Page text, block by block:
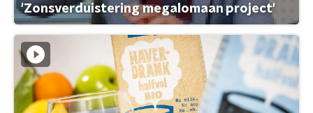
'Zonsverduistering megalomaan project'